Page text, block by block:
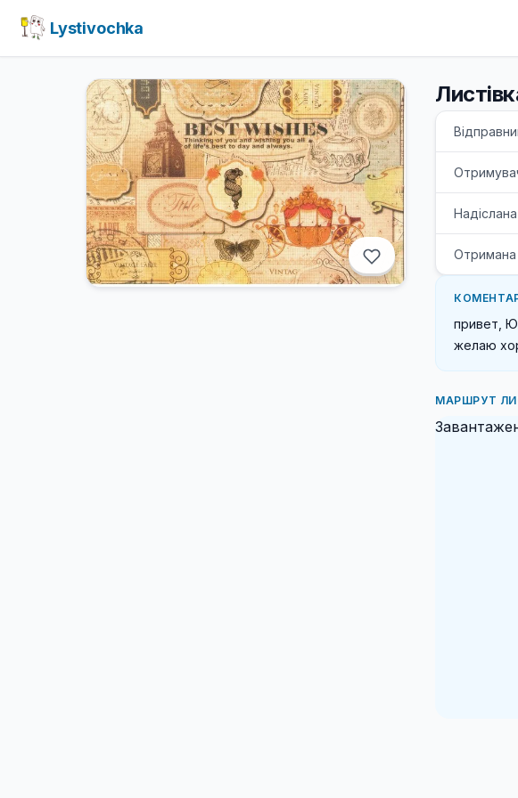
Lystivochka
Надіслана
Отримана
привет,
желаю
МАРШРУТ